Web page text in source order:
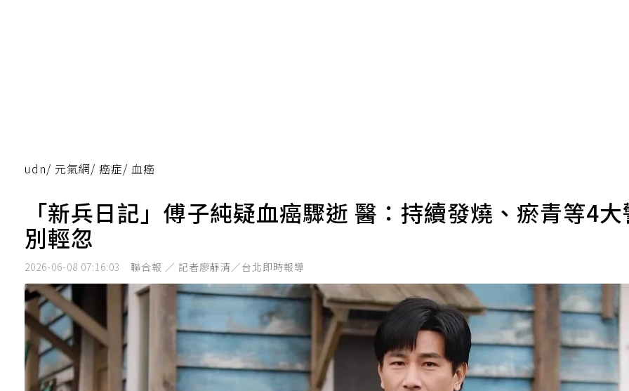
udn/ 元氣網/ 癌症/ 血癌
「新兵日記」傅子純疑血癌驟逝 醫：持續發燒、瘀青等4
別輕忽
2026-06-08 07:16:03 聯合報 ／ 記者廖靜清／台北即時報導